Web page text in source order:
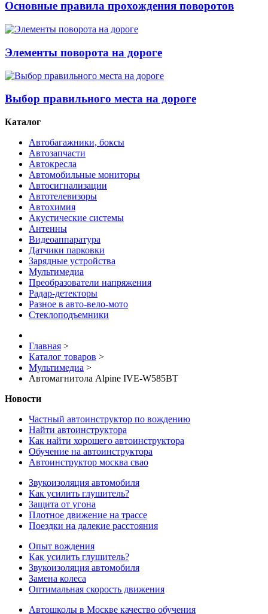
Основные правила прохождения поворотов
Элементы поворота на дороге
Выбор правильного места на дороге
Каталог
Автобагажники, боксы
Автозапчасти
Автокресла
Автомобильные мониторы
Автосигнализации
Автотелевизоры
Автохимия
Акустические системы
Антенны
Видеоаппаратура
Датчики парковки
Зарядные устройства
Мультимедиа
Преобразователи напряжения
Радар-детекторы
Разное в авто-вело-мото
Стеклоподъемники
Главная >
Каталог товаров >
Мультимедиа >
Автомагнитола Alpine IVE-W585BT
Новости
Частный автоинструктор по вождению
Найти автоинструктора
Как найти хорошего автоинструктора
Обучение на автоинструктора
Автоинструктор москва свао
Звукоизоляция автомобиля
Как усилить глушитель?
Защита от угона
Плотное движение на трассе
Поездки на далекие расстояния
Опыт вождения
Как усилить глушитель?
Звукоизоляция автомобиля
Замена колеса
Оптимальная скорость движения
Автошколы в Москве качество обучения